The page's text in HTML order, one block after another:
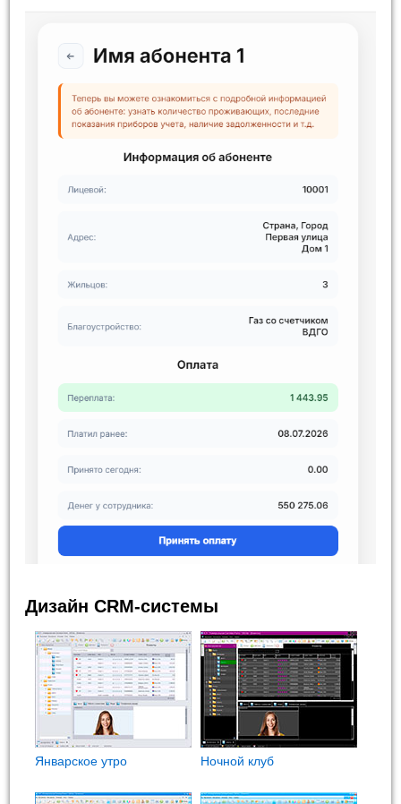
Дизайн CRM-системы
Январское утро Ночной клуб